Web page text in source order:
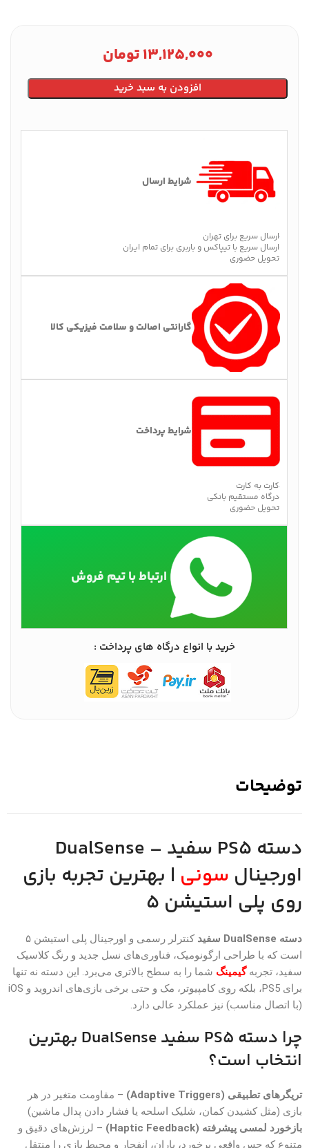
13,125,000تومان
افزودن به سبد خرید
شرایط ارسال
ارسال سریع برای تهران
ارسال سریع با تیپاکس و باربری برای تمام ایران
تحویل حضوری
گارانتی اصالت و سلامت فیزیکی کالا
شرایط پرداخت
کارت به کارت
درگاه مستقیم بانکی
تحویل حضوری
ارتباط با تیم فروش
خرید با انواع درگاه های پرداخت :
توضیحات
دسته PS5 سفید – DualSense
اورجینال سونی | بهترین تجربه بازی
روی پلی استیشن ۵
دسته DualSense سفید
کنترلر رسمی و اورجینال پلی استیشن ۵
است که با طراحی ارگونومیک، فناوری‌های نسل جدید و رنگ کلاسیک
سفید، تجربهگیمینگ شما را به سطح بالاتری می‌برد. این دسته نه تنها
برای PS5، بلکه روی کامپیوتر، مک و حتی برخی بازی‌های اندروید و iOS
(با اتصال مناسب) نیز عملکرد عالی دارد.
چرا دسته PS5 سفید DualSense بهترین
انتخاب است؟
تریگرهای تطبیقی (Adaptive Triggers)
– مقاومت متغیر در هر
بازی (مثل کشیدن کمان، شلیک اسلحه یا فشار دادن پدال ماشین)
بازخورد لمسی پیشرفته (Haptic Feedback)
– لرزش‌های دقیق و
متنوع که حس واقعی برخورد، باران، انفجار و محیط بازی را منتقل